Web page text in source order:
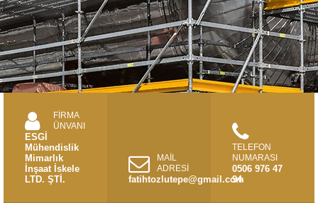
FİRMA
ÜNVANI
ESGİ
Mühendislik
Mimarlık
İnşaat İskele
LTD. ŞTİ.
MAİL
ADRESİ
fatihtozlutepe@gmail.com
TELEFON
NUMARASI
0506 976 47
94